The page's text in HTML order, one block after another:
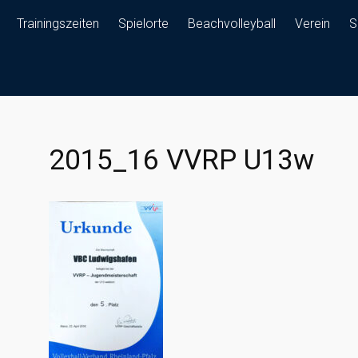
Trainingszeiten Spielorte Beachvolleyball Verein
2015_16 VVRP U13w